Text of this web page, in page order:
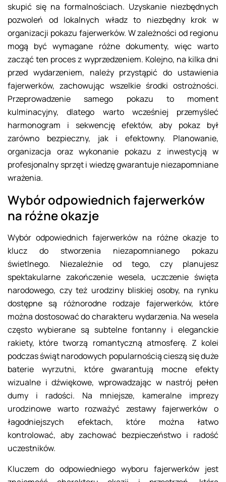
skupić się na formalnościach. Uzyskanie niezbędnych
pozwoleń od lokalnych władz to niezbędny krok w
organizacji pokazu fajerwerków. W zależności od regionu
mogą być wymagane różne dokumenty, więc warto
zacząć ten proces z wyprzedzeniem. Kolejno, na kilka dni
przed wydarzeniem, należy przystąpić do ustawienia
fajerwerków, zachowując wszelkie środki ostrożności.
Przeprowadzenie samego pokazu to moment
kulminacyjny, dlatego warto wcześniej przemyśleć
harmonogram i sekwencję efektów, aby pokaz był
zarówno bezpieczny, jak i efektowny. Planowanie,
organizacja oraz wykonanie pokazu z inwestycją w
profesjonalny sprzęt i wiedzę gwarantuje niezapomniane
wrażenia.
Wybór odpowiednich fajerwerków
na różne okazje
Wybór odpowiednich fajerwerków na różne okazje to
klucz do stworzenia niezapomnianego pokazu
świetlnego. Niezależnie od tego, czy planujesz
spektakularne zakończenie wesela, uczczenie święta
narodowego, czy też urodziny bliskiej osoby, na rynku
dostępne są różnorodne rodzaje fajerwerków, które
można dostosować do charakteru wydarzenia. Na wesela
często wybierane są subtelne fontanny i eleganckie
rakiety, które tworzą romantyczną atmosferę. Z kolei
podczas świąt narodowych popularnością cieszą się duże
baterie wyrzutni, które gwarantują mocne efekty
wizualne i dźwiękowe, wprowadzając w nastrój pełen
dumy i radości. Na mniejsze, kameralne imprezy
urodzinowe warto rozważyć zestawy fajerwerków o
łagodniejszych efektach, które można łatwo
kontrolować, aby zachować bezpieczeństwo i radość
uczestników.
Kluczem do odpowiedniego wyboru fajerwerków jest